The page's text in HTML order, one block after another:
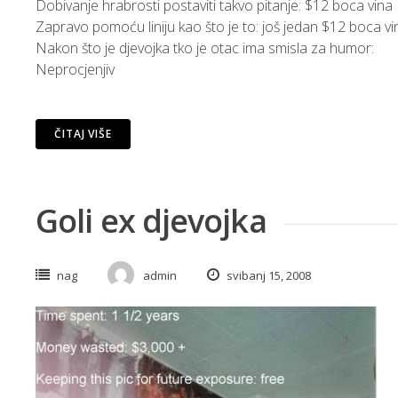
Dobivanje hrabrosti postaviti takvo pitanje: $12 boca vina
Zapravo pomoću liniju kao što je to: još jedan $12 boca
Nakon što je djevojka tko je otac ima smisla za humor:
Neprocjenjiv
ČITAJ VIŠE
Goli ex djevojka
nag admin svibanj 15, 2008